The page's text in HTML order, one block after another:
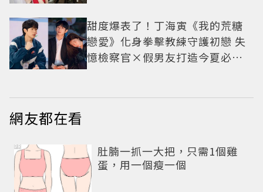
甜度爆表了！丁海寅《我的荒糖
戀愛》化身拳擊教練守護初戀 失
憶檢察官×假男友打造今夏必看
網友都在看
肚腩一抓一大把，只需1個雞
蛋，用一個瘦一個
PR